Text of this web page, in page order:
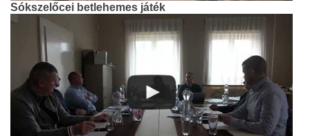
Sókszelőcei betlehemes játék